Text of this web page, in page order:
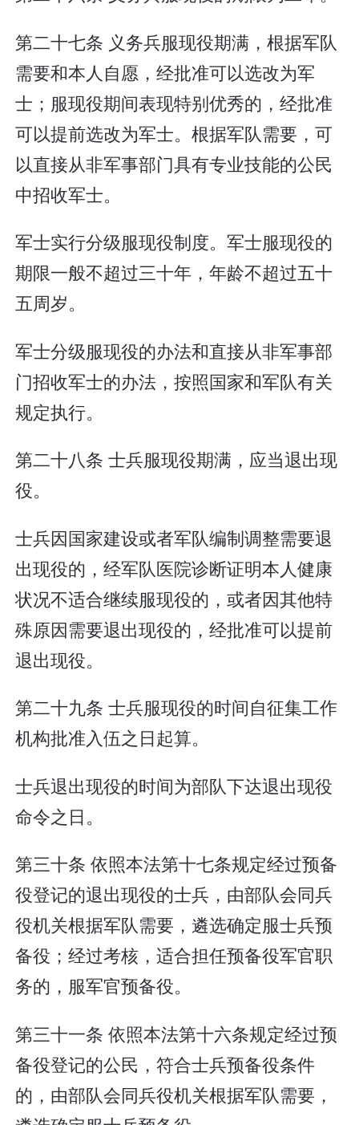
第二十七条 义务兵服现役期满，根据军队
需要和本人自愿，经批准可以选改为军
士；服现役期间表现特别优秀的，经批准
可以提前选改为军士。根据军队需要，可
以直接从非军事部门具有专业技能的公民
中招收军士。
军士实行分级服现役制度。军士服现役的
期限一般不超过三十年，年龄不超过五十
五周岁。
军士分级服现役的办法和直接从非军事部
门招收军士的办法，按照国家和军队有关
规定执行。
第二十八条 士兵服现役期满，应当退出现
役。
士兵因国家建设或者军队编制调整需要退
出现役的，经军队医院诊断证明本人健康
状况不适合继续服现役的，或者因其他特
殊原因需要退出现役的，经批准可以提前
退出现役。
第二十九条 士兵服现役的时间自征集工作
机构批准入伍之日起算。
士兵退出现役的时间为部队下达退出现役
命令之日。
第三十条 依照本法第十七条规定经过预备
役登记的退出现役的士兵，由部队会同兵
役机关根据军队需要，遴选确定服士兵预
备役；经过考核，适合担任预备役军官职
务的，服军官预备役。
第三十一条 依照本法第十六条规定经过预
备役登记的公民，符合士兵预备役条件
的，由部队会同兵役机关根据军队需要，